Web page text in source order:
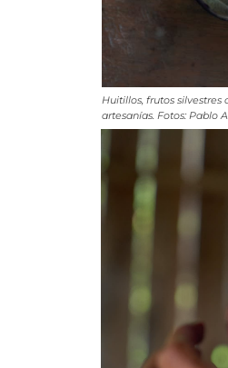
Huitillos, frutos silvestres
artesanías. Fotos: Pablo